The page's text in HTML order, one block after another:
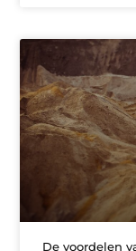
De voordelen